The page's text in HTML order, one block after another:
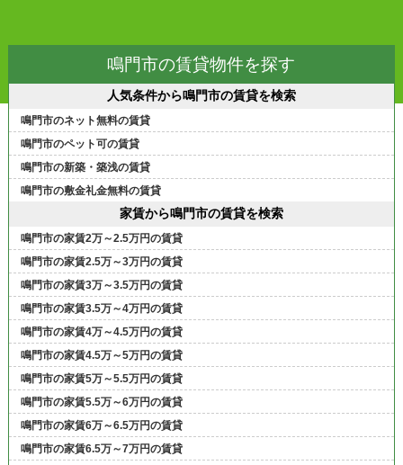
鳴門市の賃貸物件を探す
人気条件から鳴門市の賃貸を検索
鳴門市のネット無料の賃貸
鳴門市のペット可の賃貸
鳴門市の新築・築浅の賃貸
鳴門市の敷金礼金無料の賃貸
家賃から鳴門市の賃貸を検索
鳴門市の家賃2万～2.5万円の賃貸
鳴門市の家賃2.5万～3万円の賃貸
鳴門市の家賃3万～3.5万円の賃貸
鳴門市の家賃3.5万～4万円の賃貸
鳴門市の家賃4万～4.5万円の賃貸
鳴門市の家賃4.5万～5万円の賃貸
鳴門市の家賃5万～5.5万円の賃貸
鳴門市の家賃5.5万～6万円の賃貸
鳴門市の家賃6万～6.5万円の賃貸
鳴門市の家賃6.5万～7万円の賃貸